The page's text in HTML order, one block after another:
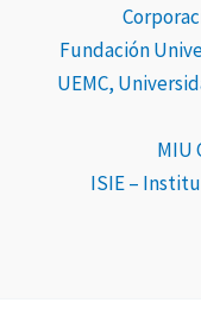
Fundación
UEMC,
MIU
ISIE –